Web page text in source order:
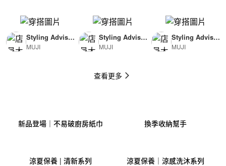
查看更多
Styling Advisor
( For Man )
MUJI
Styling Advisor
( For Woman )
MUJI
Styling Advisor
( For Man )
MUJI
新品登場｜不易破廚房紙巾 換季收納幫手
涼夏保養 | 清新系列 涼夏保養｜涼感洗沐系列